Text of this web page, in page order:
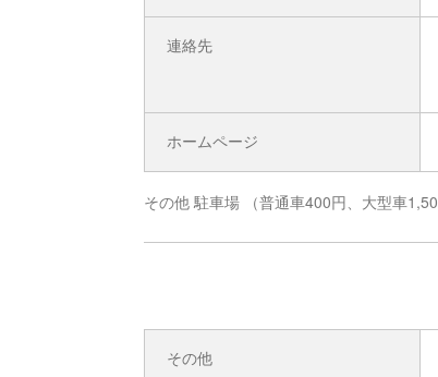
連絡先
ホームページ
その他 駐車場 （普通車400円、大型車
その他